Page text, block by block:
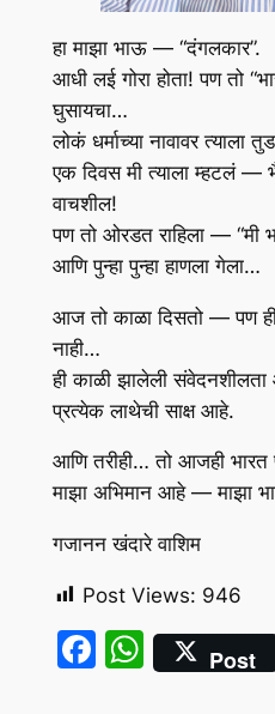
हा माझा भाऊ — “दंगलकार”.
आधी लई गोरा होता! पण तो
घुसायचा…
लोकं धर्माच्या नावावर त्याला
एक दिवस मी त्याला म्हटलं —
वाचशील!
पण तो ओरडत राहिला — “मी
आणि पुन्हा पुन्हा हाणला गेला…
आज तो काळा दिसतो — पण
नाही…
ही काळी झालेली
प्रत्येक लाथेची साक्ष आहे.
आणि तरीही… तो आजही भारत
माझा अभिमान आहे — माझा
गजानन खंदारे वाशिम
Post Views: 946
Facebook
Post